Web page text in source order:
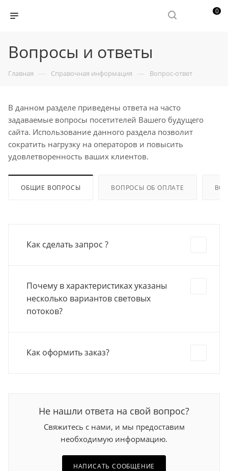
0
Вопросы и ответы
Главная — Справочная информация — Вопрос-ответ
В данном разделе приведены ответа на часто
задаваемые вопросы посетителей Вашего будущего
сайта. Использование данного раздела позволит
сократить нагрузку на операторов и повысить
удовлетворенность ваших клиентов.
ОБЩИЕ ВОПРОСЫ ВОПРОСЫ ОБ ОПЛАТЕ
Как сделать запрос ?
Почему в характеристиках указаны
несколько вариантов световых
потоков?
Как оформить заказ?
Не нашли ответа на свой вопрос?
Свяжитесь с нами, и мы предоставим
необходимую информацию.
НАПИСАТЬ СООБЩЕНИЕ